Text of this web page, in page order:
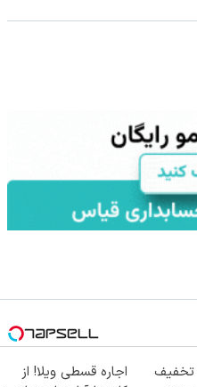
تخفیف
اجاره‌ قسطی ویلا! از